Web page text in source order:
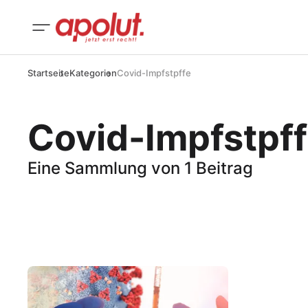
StartseiteKategorienCovid-Impfstpffe
Covid-
Eine Sammlung von 1 Beitrag